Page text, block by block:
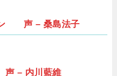
ン 声 – 桑島法子
– 内川藍維